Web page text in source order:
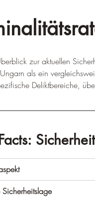
zur aktuellen
als ein
Deliktbereiche,